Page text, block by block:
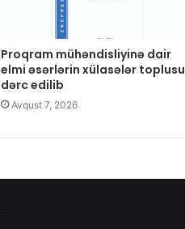
Proqram mühəndisliyinə dair
elmi əsərlərin xülasələr toplusu
dərc edilib
Avqust 7, 2026